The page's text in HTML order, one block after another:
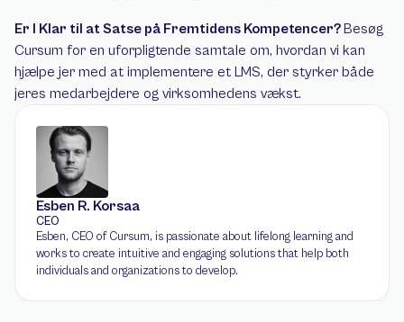
Esben R. Korsaa
CEO
Esben, CEO of Cursum, is passionate about lifelong learning and
works to create intuitive and engaging solutions that help both
individuals and organizations to develop.
Er I Klar til at Satse på Fremtidens Kompetencer? Besøg
Cursum for en uforpligtende samtale om, hvordan vi kan
hjælpe jer med at implementere et LMS, der styrker både
jeres medarbejdere og virksomhedens vækst.